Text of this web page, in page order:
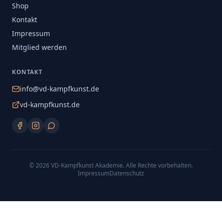
Shop
Kontakt
Impressum
Mitglied werden
KONTAKT
info@vd-kampfkunst.de
vd-kampfkunst.de
©2026 VD-Kampfkunst Akademie. Alle Rechte vorbehalten.
ImpressumDatenschutz